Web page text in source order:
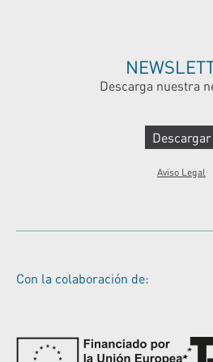
Descarga nuestra
Descargar
Aviso Legal
Con la colaboración de: